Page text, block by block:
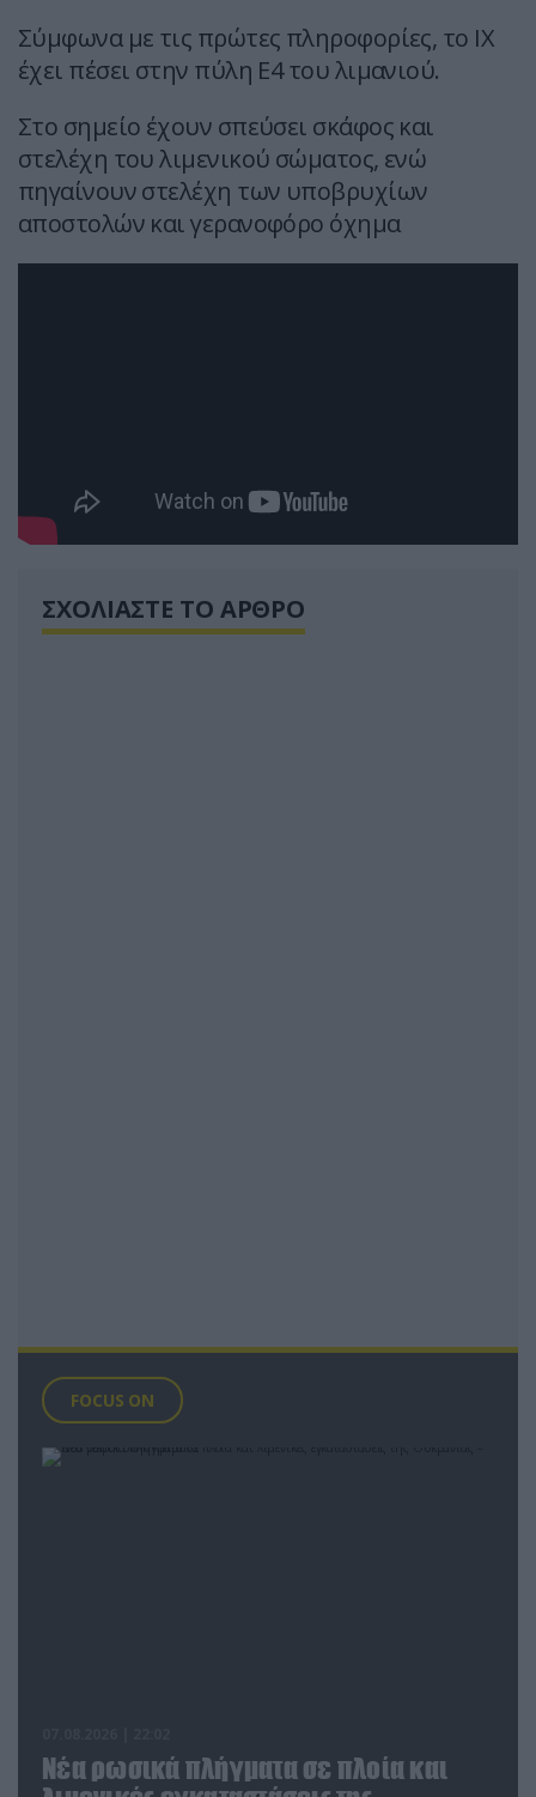
Σύμφωνα με τις πρώτες πληροφορίες, το ΙΧ
έχει πέσει στην πύλη Ε4 του λιμανιού.
Στο σημείο έχουν σπεύσει σκάφος και
στελέχη του λιμενικού σώματος, ενώ
πηγαίνουν στελέχη των υποβρυχίων
αποστολών και γερανοφόρο όχημα
ΣΧΟΛΙΑΣΤΕ ΤΟ ΑΡΘΡΟ
FOCUS ON
Νέα ρωσικά πλήγματα σε πλοία και